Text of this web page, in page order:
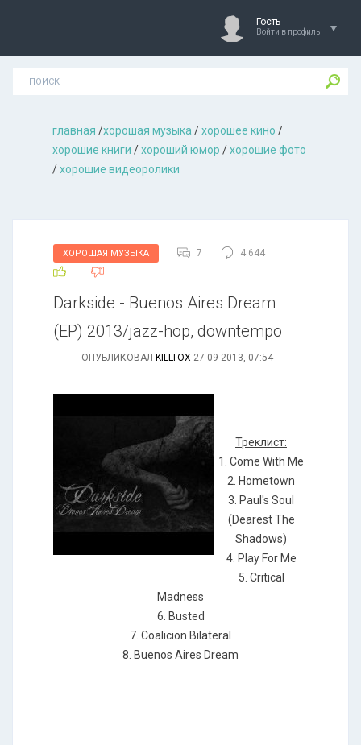
Гость
Войти в профиль
главная /хорошая музыкa /хорошее кино /
хорошие книги /хороший юмор /хорошие фото
/хорошие видеоролики
ХОРОШАЯ МУЗЫКА 7 4 644
Darkside - Buenos Aires Dream
(EP) 2013/jazz-hop, downtempo
ОПУБЛИКОВАЛ KILLTOX 27-09-2013, 07:54
Треклист:
1. Come With Me
2. Hometown
3. Paul's Soul
(Dearest The
Shadows)
4. Play For Me
5. Critical
Madness
6. Busted
7. Coalicion Bilateral
8. Buenos Aires Dream